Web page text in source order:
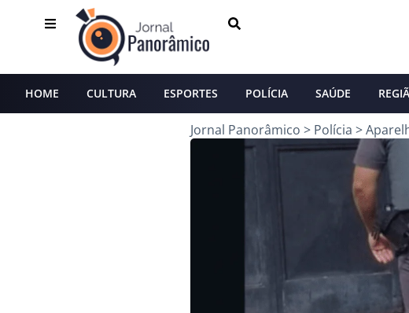
HOME CULTURA ESPORTES POLÍCIA SAÚDE
Jornal Panorâmico > Polícia >